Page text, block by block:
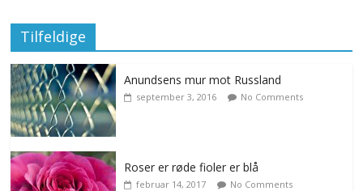
Tilfeldige
Anundsens mur mot Russland
september 3, 2016 No Comments
Roser er røde fioler er blå
februar 14, 2017 No Comments